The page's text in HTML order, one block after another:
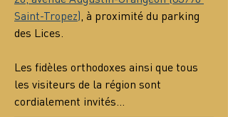
Saint-Tropez), à proximité du parking
des Lices.
Les fidèles orthodoxes ainsi que tous
les visiteurs de la région sont
cordialement invités…